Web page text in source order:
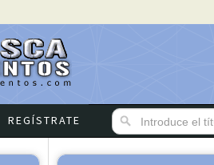
REGÍSTRATE